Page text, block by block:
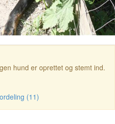
hund er oprettet og stemt ind.
(11)